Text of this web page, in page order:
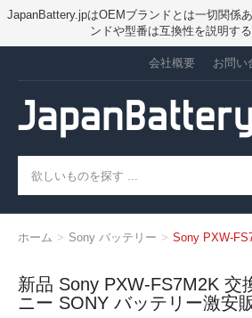
JapanBattery.jpはOEMブランドとは一切関係
ンドや型番は互換性を説明する
会社概要 お問い
ホーム Sony バッテリー Sony PXW-
新品 Sony PXW-FS7M2K 交
ニー SONY バッテリー激安